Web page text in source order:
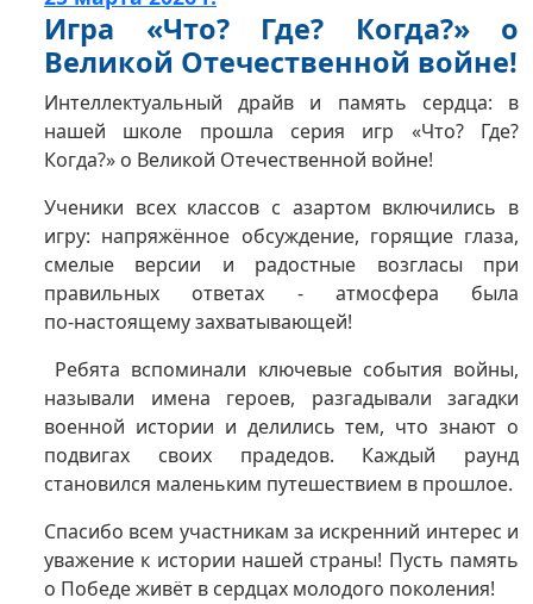
Игра «Что? Где? Когда?» о
Великой Отечественной войне!
Интеллектуальный драйв и память сердца: в
нашей школе прошла серия игр «Что? Где?
Когда?» о Великой Отечественной войне!
Ученики всех классов с азартом включились в
игру: напряжённое обсуждение, горящие глаза,
смелые версии и радостные возгласы при
правильных ответах - атмосфера была
по‑настоящему захватывающей!
Ребята вспоминали ключевые события войны,
называли имена героев, разгадывали загадки
военной истории и делились тем, что знают о
подвигах своих прадедов. Каждый раунд
становился маленьким путешествием в прошлое.
Спасибо всем участникам за искренний интерес и
уважение к истории нашей страны! Пусть память
о Победе живёт в сердцах молодого поколения!